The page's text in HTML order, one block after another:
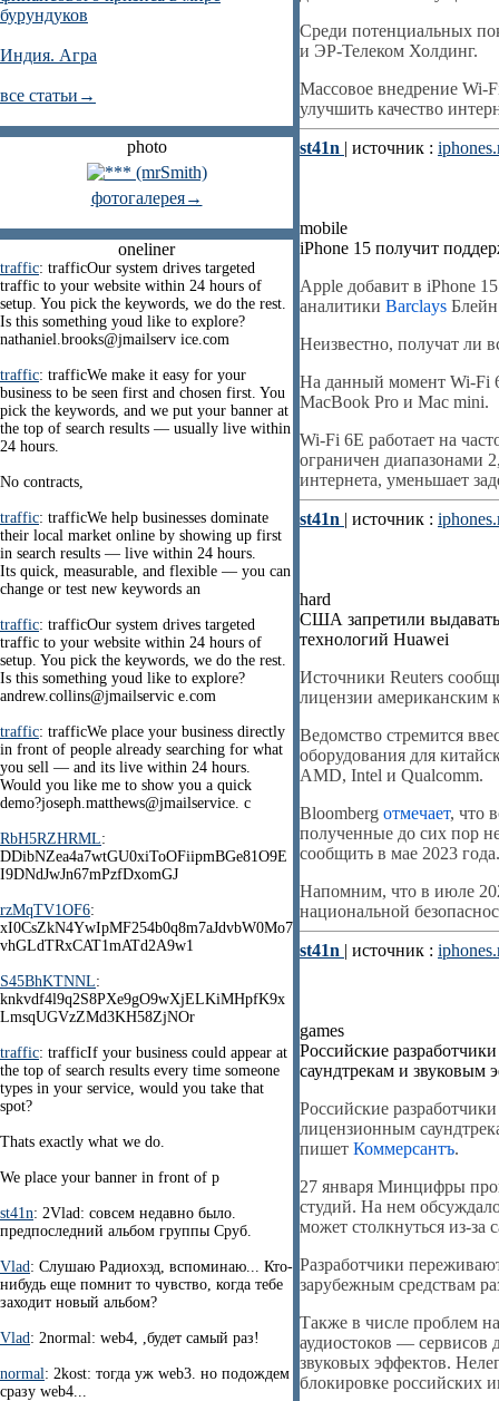
бурундуков
Индия. Агра
все статьи→
photo
фотогалерея→
oneliner
traffic: trafficOur system drives targeted
traffic to your website within 24 hours of
setup. You pick the keywords, we do the rest.
Is this something youd like to explore?
nathaniel.brooks@jmailserv ice.com
traffic: trafficWe make it easy for your
business to be seen first and chosen first. You
pick the keywords, and we put your banner at
the top of search results — usually live within
24 hours.
No contracts,
traffic: trafficWe help businesses dominate
their local market online by showing up first
in search results — live within 24 hours.
Its quick, measurable, and flexible — you can
change or test new keywords an
traffic: trafficOur system drives targeted
traffic to your website within 24 hours of
setup. You pick the keywords, we do the rest.
Is this something youd like to explore?
andrew.collins@jmailservic e.com
traffic: trafficWe place your business directly
in front of people already searching for what
you sell — and its live within 24 hours.
Would you like me to show you a quick
demo?joseph.matthews@jmailservice. c
RbH5RZHRML:
DDibNZea4a7wtGU0xiToOFiipmBGe81O9E
I9DNdJwJn67mPzfDxomGJ
rzMqTV1OF6:
xI0CsZkN4YwIpMF254b0q8m7aJdvbW0Mo7
vhGLdTRxCAT1mATd2A9w1
S45BhKTNNL:
knkvdf4l9q2S8PXe9gO9wXjELKiMHpfK9x
LmsqUGVzZMd3KH58ZjNOr
traffic: trafficIf your business could appear at
the top of search results every time someone
types in your service, would you take that
spot?
Thats exactly what we do.
We place your banner in front of p
st41n: 2Vlad: совсем недавно было.
предпоследний альбом группы Сруб.
Vlad: Слушаю Радиохэд, вспоминаю... Кто-
нибудь еще помнит то чувство, когда тебе
заходит новый альбом?
Vlad: 2normal: web4, ,будет самый раз!
normal: 2kost: тогда уж web3. но подождем
сразу web4...
Среди потенциальных
и ЭР-Телеком Холдинг.
Массовое внедрение Wi-
улучшить качество
st41n | источник :
mobile
iPhone 15 получит
Apple добавит в iPhone
аналитики Barclays
Неизвестно, получат ли
На данный момент Wi-Fi
MacBook Pro и Mac mini.
Wi-Fi 6E работает на
ограничен диапазонами
интернета, уменьшает
st41n | источник :
hard
США запретили
технологий Huawei
Источники Reuters
лицензии американским
Ведомство стремится
оборудования для
AMD, Intel и Qualcomm.
Bloomberg отмечает, что
полученные до сих пор
сообщить в мае 2023 года.
Напомним, что в июле
национальной
st41n | источник :
games
Российские
саундтрекам и звуковым
Российские
лицензионным
пишет Коммерсантъ.
27 января Минцифры
студий. На нем
может столкнуться из-за
Разработчики
зарубежным средствам
Также в числе проблем
аудиостоков — сервисов
звуковых эффектов.
блокировке российских